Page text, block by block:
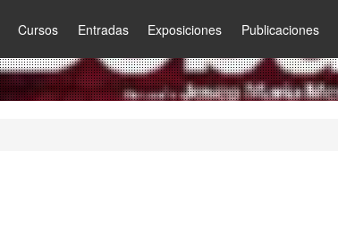
Cursos Entradas Exposiciones Publicaciones